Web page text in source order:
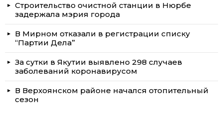
Строительство очистной станции в Нюрбе
задержала мэрия города
В Мирном отказали в регистрации списку
“Партии Дела”
За сутки в Якутии выявлено 298 случаев
заболеваний коронавирусом
В Верхоянском районе начался отопительный
сезон